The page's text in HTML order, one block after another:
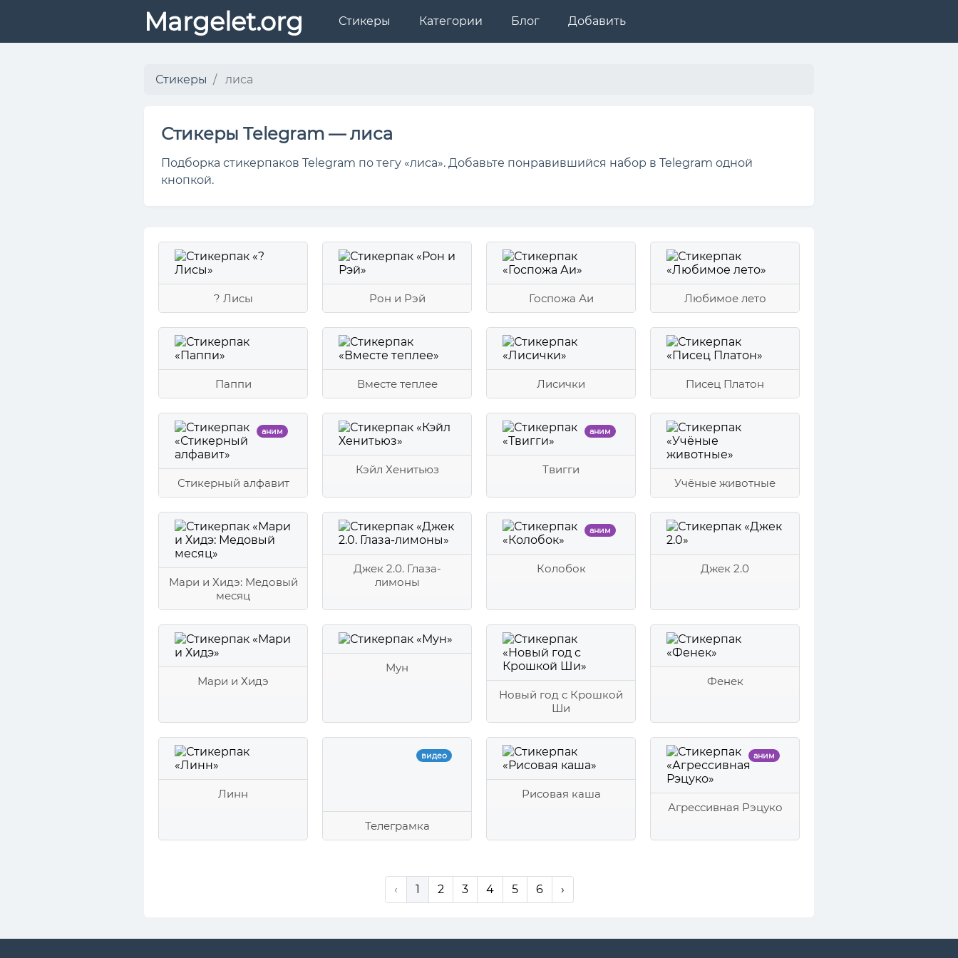
Margelet.org Стикеры Категории Блог Добавить
Стикеры лиса
Стикеры Telegram — лиса
Подборка стикерпаков Telegram по тегу «лиса». Добавьте понравившийся набор в Telegram одной
кнопкой.
? Лисы Рон и Рэй Госпожа Аи Любимое лето
Паппи Вместе теплее Лисички Писец Платон
аним
Стикерный алфавит
Кэйл Хенитьюз
аним
Твигги
Учёные животные
Мари и Хидэ: Медовый
месяц
Джек 2.0. Глаза-
лимоны
аним
Колобок Джек 2.0
Мари и Хидэ
Мун
Новый год с Крошкой
Ши
Фенек
Линн
видео
Телеграмка
Рисовая каша
аним
Агрессивная Рэцуко
‹ 1 2 3 4 5 6 ›